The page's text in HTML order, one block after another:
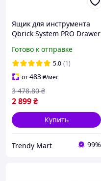
Ящик для инструмента
Qbrick System PRO Drawer
(5901238257455) KM
Готово к отправке
5.0 (1)
от483₴/мес
2 899₴
3 478.80 ₴
Купить
Trendy Mart 99%